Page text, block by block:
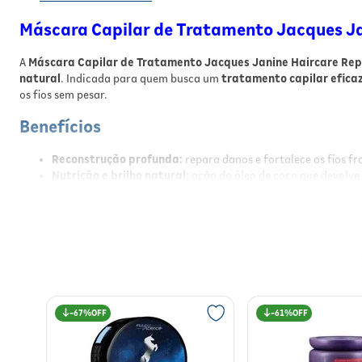
Máscara Capilar de Tratamento Jacques
A Máscara Capilar de Tratamento Jacques Janine Haircare
natural . Indicada para quem busca um tratamento capilar
os fios sem pesar.
Benefícios
Reconstrução profunda: repara danos e fortalece os fios
Nutrição e brilho natural:
ação do óleo de coco que
restaurados, com toque macio e brilho intenso desde a primeira
Modo de Usar
67% 61%